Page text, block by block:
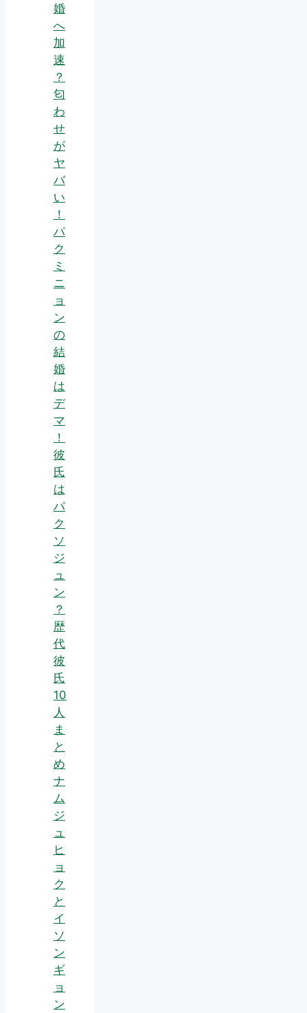
婚
へ
加
速
？
匂
わ
せ
が
ヤ
バ
い
！
パ
ク
ミ
ニ
ョ
ン
の
結
婚
は
デ
マ
！
彼
氏
は
パ
ク
ソ
ジ
ュ
ン
？
歴
代
彼
氏
10
人
ま
と
め
ナ
ム
ジ
ュ
ヒ
ョ
ク
と
イ
ソ
ン
ギ
ョ
ン